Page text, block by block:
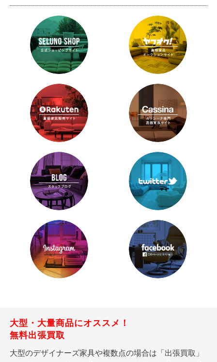
大型・大量商品にオススメ！
無料出張買取
大型のデザイナーズ家具や複数点の場合は「出張買取」